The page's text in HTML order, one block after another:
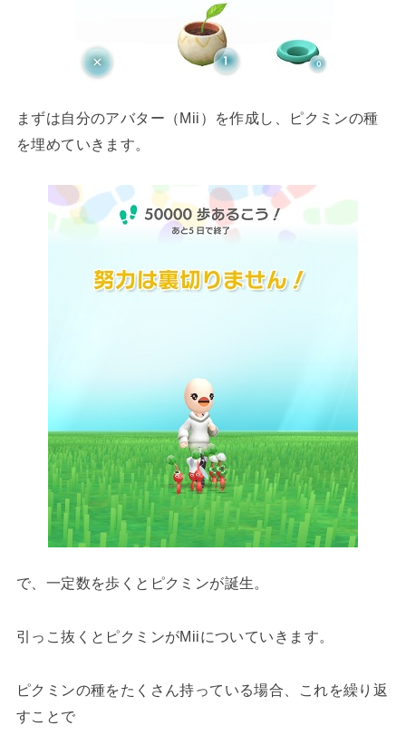
まずは自分のアバター（Mii）を作成し、ピクミンの種
を埋めていきます。
で、一定数を歩くとピクミンが誕生。
引っこ抜くとピクミンがMiiについていきます。
ピクミンの種をたくさん持っている場合、これを繰り返
すことで